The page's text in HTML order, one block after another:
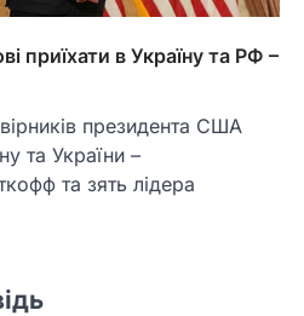
приїхати в Україну та РФ –
президента США
та України –
та зять лідера